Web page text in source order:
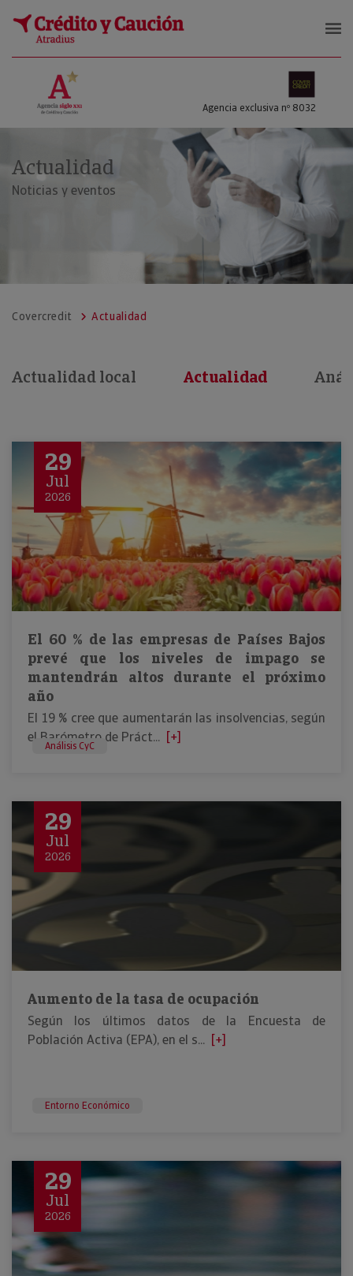
COVERCREDIT SL
Agencia exclusiva nº 8032
Actualidad
Noticias y eventos
Covercredit Actualidad
Actualidad local Actualidad
29
Jul
2026
El 60 % de las empresas de Países Bajos
prevé que los niveles de impago se
mantendrán altos durante el próximo
año
El 19 % cree que aumentarán las insolvencias, según
el Barómetro de Práct... [+]
Análisis CyC
29
Jul
2026
Aumento de la tasa de ocupación
Según los últimos datos de la Encuesta de
Población Activa (EPA), en el s... [+]
Entorno Económico
29
Jul
2026